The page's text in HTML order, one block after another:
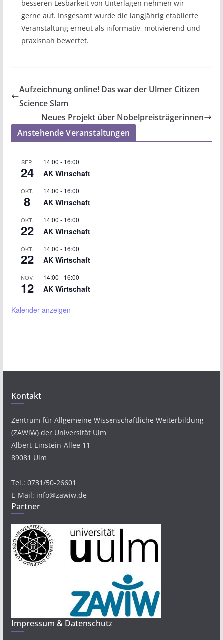
besseren Lesbarkeit von Unterlagen nehmen wir
gerne auf. Insgesamt wurde die langjährig etablierte
Veranstaltung erneut als informativ, motivierend und
praxisnah bewertet.
Aufzeichnung online! Das war der Ulmer Citizen
Science Slam
Neues Projekt über Nobelpreisträgerinnen
Anstehende Veranstaltungen
SEP.
24
14:00 - 16:00
AK Wirtschaft
OKT.
8
14:00 - 16:00
AK Wirtschaft
OKT.
22
14:00 - 16:00
AK Wirtschaft
OKT.
22
14:00 - 16:00
AK Wirtschaft
NOV.
12
14:00 - 16:00
AK Wirtschaft
Kalender anzeigen
Kontakt
Zentrum für Allgemeine Wissenschaftliche Weiterbildung
(ZAWiW) der Universität Ulm
Albert-Einstein-Allee 11
89081 Ulm
Tel.: 0731/50-26601
E-Mail: info@zawiw.de
Partner
Impressum & Datenschutz